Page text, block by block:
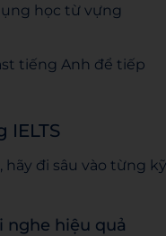
học từ vựng
tiếng Anh để tiếp
hãy đi sâu vào từng kỹ
nghe hiệu quả